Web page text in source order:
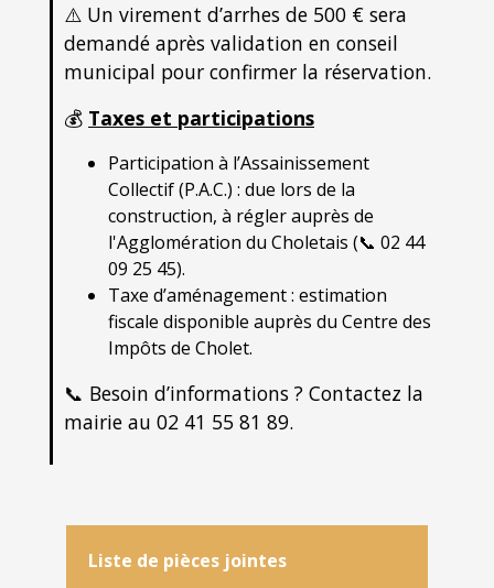
⚠️ Un virement d’arrhes de 500 € sera
demandé après validation en conseil
municipal pour confirmer la réservation.
💰 Taxes et participations
Participation à l’Assainissement
Collectif (P.A.C.) : due lors de la
construction, à régler auprès de
l'Agglomération du Choletais (📞 02 44
09 25 45).
Taxe d’aménagement : estimation
fiscale disponible auprès du Centre des
Impôts de Cholet.
📞 Besoin d’informations ? Contactez la
mairie au 02 41 55 81 89.
Liste de pièces jointes